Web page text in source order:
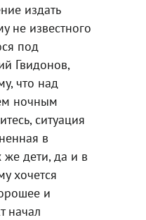
издать
не известного
под
Гвидонов,
что над
ночным
ситуация
в
дети, да и в
хочется
и
начал